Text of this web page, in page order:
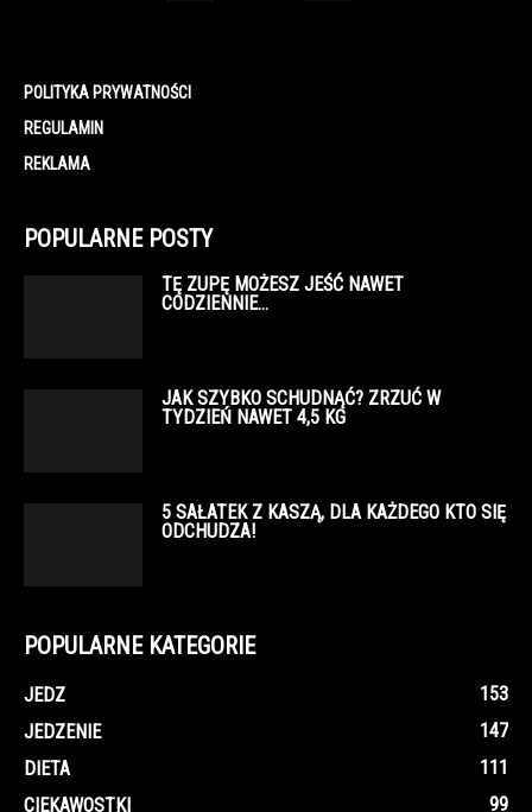
POLITYKA PRYWATNOŚCI
REGULAMIN
REKLAMA
POPULARNE POSTY
TĘ ZUPĘ MOŻESZ JEŚĆ NAWET
CODZIENNIE…
JAK SZYBKO SCHUDNĄĆ? ZRZUĆ W
TYDZIEŃ NAWET 4,5 KG
5 SAŁATEK Z KASZĄ, DLA KAŻDEGO KTO SIĘ
ODCHUDZA!
POPULARNE KATEGORIE
JEDZ
153
JEDZENIE
147
DIETA
111
CIEKAWOSTKI
99